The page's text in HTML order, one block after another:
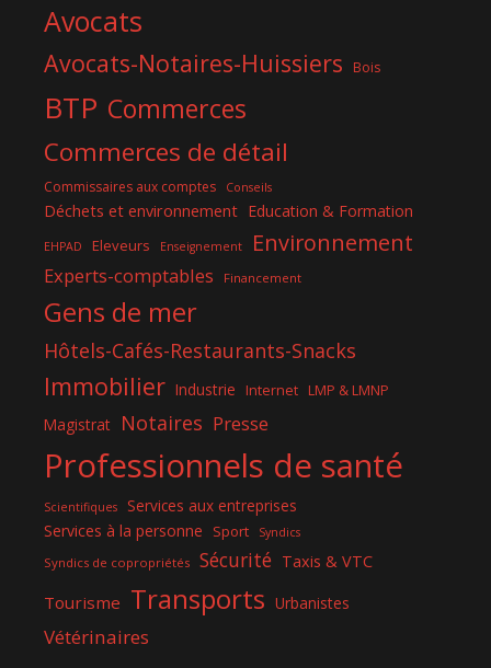
Avocats
Avocats-Notaires-Huissiers Bois
BTP Commerces
Commerces de détail
Commissaires aux comptes Conseils
Déchets et environnement Education & Formation
EHPAD Eleveurs Enseignement Environnement
Experts-comptables Financement
Gens de mer
Hôtels-Cafés-Restaurants-Snacks
Immobilier Industrie Internet LMP & LMNP
Magistrat Notaires Presse
Professionnels de santé
Scientifiques
Services aux entreprises
Services à la personne
Sport Syndics
Syndics de copropriétés Sécurité Taxis & VTC
Tourisme Transports Urbanistes
Vétérinaires